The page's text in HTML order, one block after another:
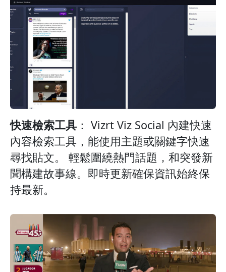
快速檢索工具 ： Vizrt Viz Social 內建快速
內容檢索工具，能使用主題或關鍵字快速
尋找貼文。 輕鬆圍繞熱門話題，和突發新
聞構建故事線。即時更新確保資訊始終保
持最新。